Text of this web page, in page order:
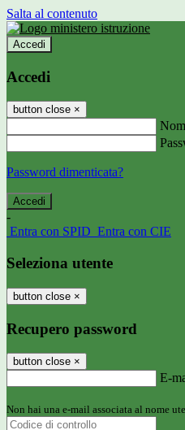
Salta al contenuto
Accedi
Accedi
button close ×
Password dimenticata?
-
Entra con SPID Entra con CIE
Seleziona utente
button close ×
Recupero password
button close ×
E-
Non hai una e-mail associata al nome